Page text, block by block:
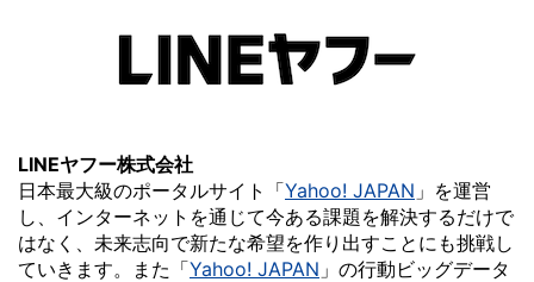
LINEヤフー株式会社
日本最大級のポータルサイト「Yahoo! JAPAN 」を運営
し、インターネットを通じて今ある課題を解決するだけで
はなく、未来志向で新たな希望を作り出すことにも挑戦し
ていきます。また「Yahoo! JAPAN 」の行動ビッグデータ